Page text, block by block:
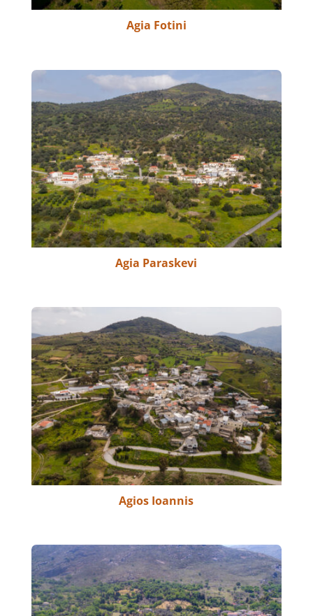
Agia Fotini
Agia Paraskevi
Agios Ioannis